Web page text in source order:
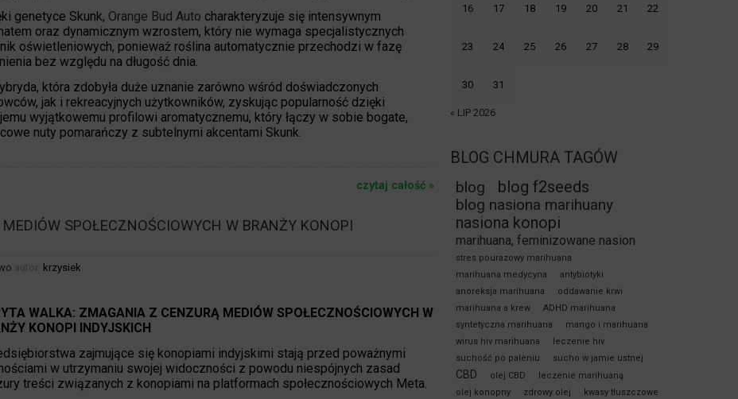
genetyce Skunk, Orange Bud Auto charakteryzuje się intensywnym
oraz dynamicznym wzrostem, który nie wymaga specjalistycznych
oświetleniowych, ponieważ roślina automatycznie przechodzi w fazę
bez względu na długość dnia.
która zdobyła duże uznanie zarówno wśród doświadczonych
jak i rekreacyjnych użytkowników, zyskując popularność dzięki
wyjątkowemu profilowi aromatycznemu, który łączy w sobie bogate,
nuty pomarańczy z subtelnymi akcentami Skunk.
czytaj całość »
SPOŁECZNOŚCIOWYCH W BRANŻY KONOPI
autor: krzysiek
WALKA: ZMAGANIA Z CENZURĄ MEDIÓW SPOŁECZNOŚCIOWYCH W
KONOPI INDYJSKICH
zajmujące się konopiami indyjskimi stają przed poważnymi
w utrzymaniu swojej widoczności z powodu niespójnych zasad
treści związanych z konopiami na platformach społecznościowych Meta.
16 17 18 19 20 21 22
23 24 25 26 27 28 29
30 31
« LIP 2026
BLOG CHMURA TAGÓW
blog blog f2seeds
blog nasiona marihuany
nasiona konopi
marihuana, feminizowane nasion
stres pourazowy marihuana
marihuana medycyna
antybiotyki
anoreksja marihuana
oddawanie krwi
marihuana a krew
ADHD marihuana
syntetyczna marihuana
mango i marihuana
wirus hiv marihuana
leczenie hiv
suchość po paleniu
sucho w jamie ustnej
CBD olej CBD
leczenie marihuaną
olej konopny
zdrowy olej
kwasy tłuszczowe